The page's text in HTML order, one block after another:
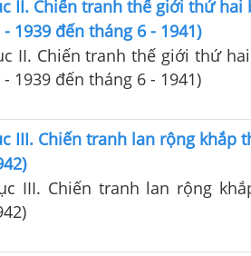
II. Chiến tranh thế giới thứ hai
1939 đến tháng 6 - 1941)
II. Chiến tranh thế giới thứ
1939 đến tháng 6 - 1941)
III. Chiến tranh lan rộng khắp
III. Chiến tranh lan rộng